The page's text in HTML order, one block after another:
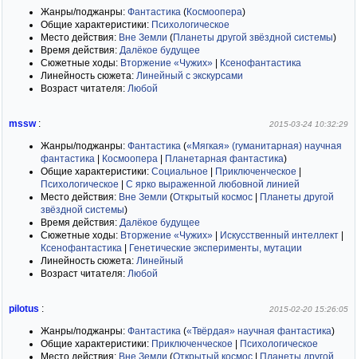
Жанры/поджанры: Фантастика (Космоопера)
Общие характеристики: Психологическое
Место действия: Вне Земли (Планеты другой звёздной системы)
Время действия: Далёкое будущее
Сюжетные ходы: Вторжение «Чужих»
Ксенофантастика
Линейность сюжета: Линейный с экскурсами
Возраст читателя: Любой
mssw: 2015-03-24 10:32:29
Жанры/поджанры: Фантастика («Мягкая» (гуманитарная) научная
фантастика
Космоопера Планетарная фантастика)
Общие характеристики: Социальное Приключенческое
Психологическое
С ярко выраженной любовной линией
Место действия: Вне Земли (Открытый космос
Планеты другой
звёздной системы)
Время действия: Далёкое будущее
Сюжетные ходы: Вторжение «Чужих» Искусственный интеллект
Ксенофантастика
Генетические эксперименты, мутации
Линейность сюжета: Линейный
Возраст читателя: Любой
pilotus : 2015-02-20 15:26:05
Жанры/поджанры: Фантастика («Твёрдая» научная фантастика)
Общие характеристики: Приключенческое
Психологическое
Место действия: Вне Земли (Открытый космос
Планеты другой